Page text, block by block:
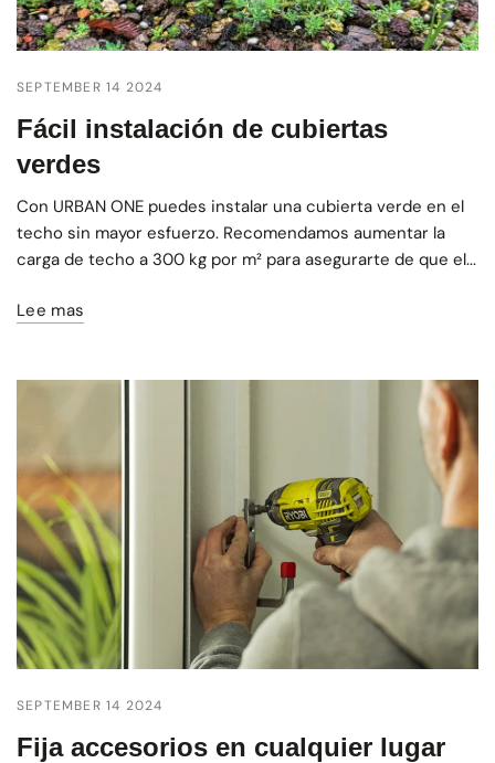
SEPTEMBER 14 2024
Fácil instalación de cubiertas
verdes
Con URBAN ONE puedes instalar una cubierta verde en el
techo sin mayor esfuerzo. Recomendamos aumentar la
carga de techo a 300 kg por m² para asegurarte de que el...
Lee mas
SEPTEMBER 14 2024
Fija accesorios en cualquier lugar